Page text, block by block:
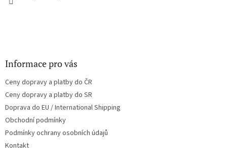
Informace pro vás
Ceny dopravy a platby do ČR
Ceny dopravy a platby do SR
Doprava do EU / International Shipping
Obchodní podmínky
Podmínky ochrany osobních údajů
Kontakt